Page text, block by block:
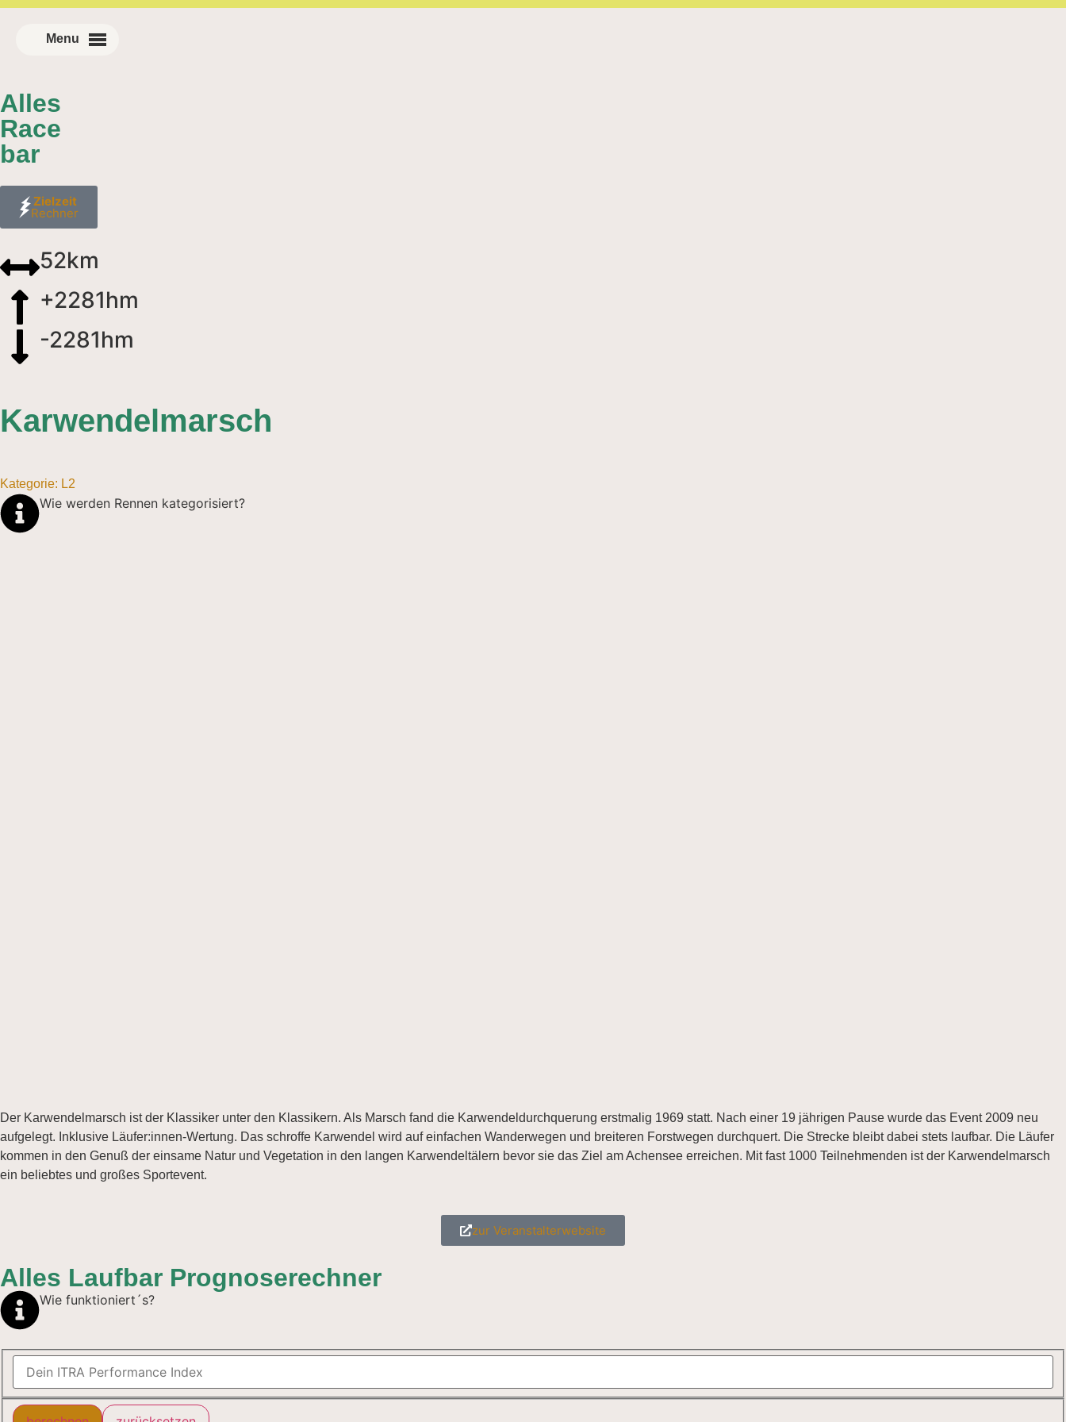
Alles
Race
bar
Zielzeit
Rechner
52km
+2281hm
-2281hm
Karwendelmarsch
Kategorie: L2
Wie werden Rennen kategorisiert?
Der Karwendelmarsch ist der Klassiker unter den Klassikern. Als Marsch fand die Karwendeldurchquerung erstmalig 1969 statt. Nach einer 19 jährigen Pause wurde das Event 2009 neu
aufgelegt. Inklusive Läufer:innen-Wertung. Das schroffe Karwendel wird auf einfachen Wanderwegen und breiteren Forstwegen durchquert. Die Strecke bleibt dabei stets laufbar. Die Läufer
kommen in den Genuß der einsame Natur und Vegetation in den langen Karwendeltälern bevor sie das Ziel am Achensee erreichen. Mit fast 1000 Teilnehmenden ist der Karwendelmarsch
ein beliebtes und großes Sportevent.
zur Veranstalterwebsite
Alles Laufbar Prognoserechner
Wie funktioniert´s?